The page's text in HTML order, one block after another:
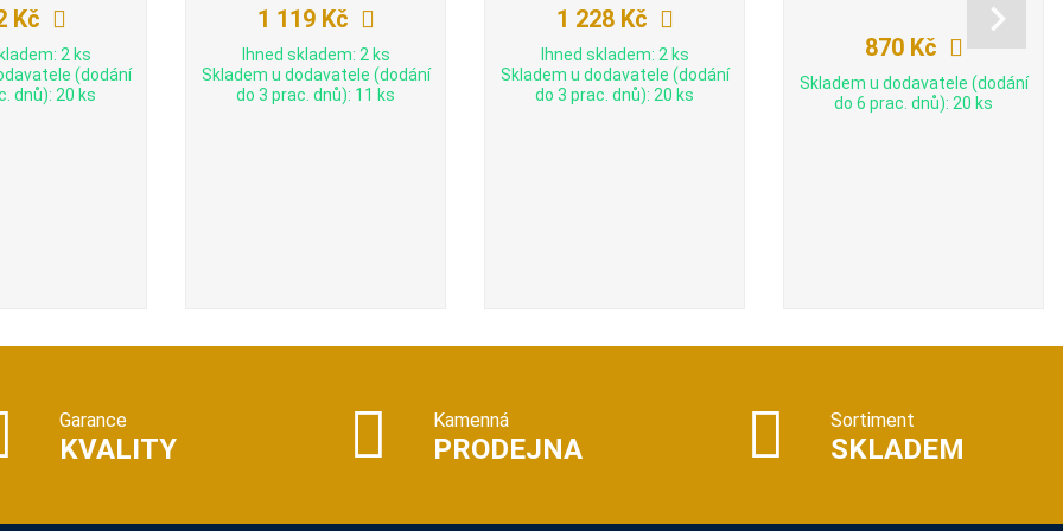
Kč
2 ks
(dodání
dnů): 20 ks
1 119 Kč
Ihned skladem: 2 ks
Skladem u dodavatele (dodání
do 3 prac. dnů): 11 ks
1 228 Kč
Ihned skladem: 2 ks
Skladem u dodavatele (dodání
do 3 prac. dnů): 20 ks
870 Kč
Skladem u dodavatele (dodání
do 6 prac. dnů): 20 ks
Garance
KVALITY
Kamenná
PRODEJNA
Sortiment
SKLADEM